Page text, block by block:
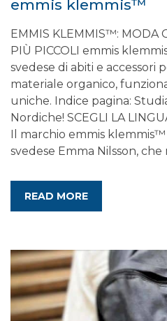
emmis klemmis™
EMMIS KLEMMIS™: MODA
PIÙ PICCOLI emmis
svedese di abiti e accessori
materiale organico,
uniche. Indice pagina:
Nordiche! SCEGLI LA
Il marchio emmis klemmis™
svedese Emma Nilsson, che
READ MORE